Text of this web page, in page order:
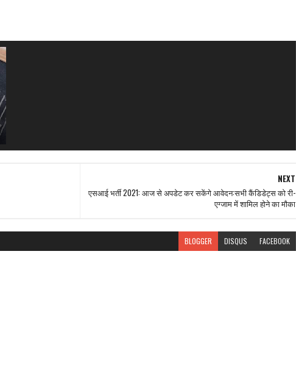
NEXT
एसआई भर्ती 2021: आज से अपडेट कर सकेंगे आवेदन:सभी कैंडिडेट्स को री-
एग्जाम में शामिल होने का मौका
BLOGGER DISQUS FACEBOOK